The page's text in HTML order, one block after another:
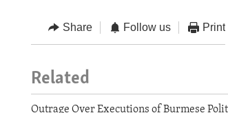
Share Follow us Print
Related
Outrage Over Executions of Burmese